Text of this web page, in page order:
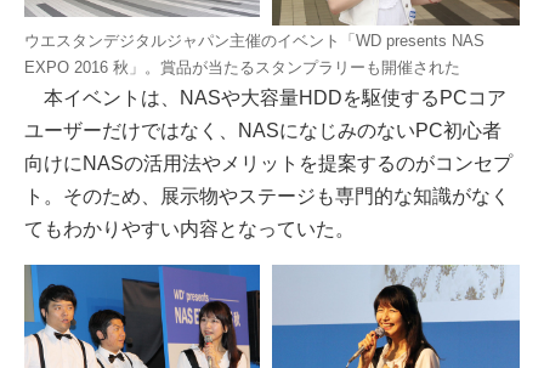
ウエスタンデジタルジャパン主催のイベント「WD presents NAS
EXPO 2016 秋」。賞品が当たるスタンプラリーも開催された
本イベントは、NASや大容量HDDを駆使するPCコア
ユーザーだけではなく、NASになじみのないPC初心者
向けにNASの活用法やメリットを提案するのがコンセプ
ト。そのため、展示物やステージも専門的な知識がなく
てもわかりやすい内容となっていた。